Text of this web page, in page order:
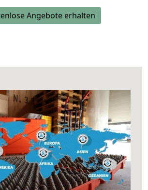
Angebote erhalten